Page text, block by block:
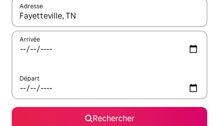
Adresse
Lorsque les résultats s'affichent, utilisez les flèches vers le
Arrivée
Départ
Rechercher